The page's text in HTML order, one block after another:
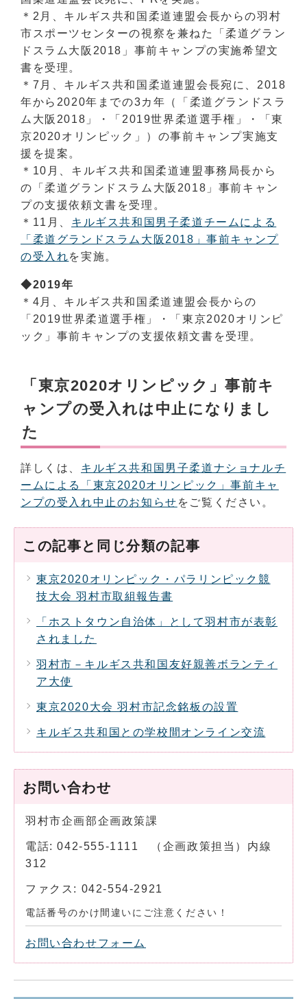
＊2月、キルギス共和国柔道連盟会長からの羽村
市スポーツセンターの視察を兼ねた「柔道グラン
ドスラム大阪2018」事前キャンプの実施希望文
書を受理。
＊7月、キルギス共和国柔道連盟会長宛に、2018
年から2020年までの3カ年（「柔道グランドスラ
ム大阪2018」・「2019世界柔道選手権」・「東
京2020オリンピック」）の事前キャンプ実施支
援を提案。
＊10月、キルギス共和国柔道連盟事務局長から
の「柔道グランドスラム大阪2018」事前キャン
プの支援依頼文書を受理。
＊11月、 キルギス共和国男子柔道チームによる
「柔道グランドスラム大阪2018」事前キャンプ
の受入れを実施。
◆2019年
＊4月、キルギス共和国柔道連盟会長からの
「2019世界柔道選手権」・「東京2020オリンピ
ック」事前キャンプの支援依頼文書を受理。
「東京2020オリンピック」事前キ
ャンプの受入れは中止になりまし
た
詳しくは、 キルギス共和国男子柔道ナショナルチ
ームによる「東京2020オリンピック」事前キャ
ンプの受入れ中止のお知らせ をご覧ください。
この記事と同じ分類の記事
東京2020オリンピック・パラリンピック競
技大会 羽村市取組報告書
「ホストタウン自治体」として羽村市が表彰
されました
羽村市－キルギス共和国友好親善ボランティ
ア大使
東京2020大会 羽村市記念銘板の設置
キルギス共和国との学校間オンライン交流
お問い合わせ
羽村市企画部企画政策課
電話: 042-555-1111 （企画政策担当）内線
312
ファクス: 042-554-2921
電話番号のかけ間違いにご注意ください！
お問い合わせフォーム